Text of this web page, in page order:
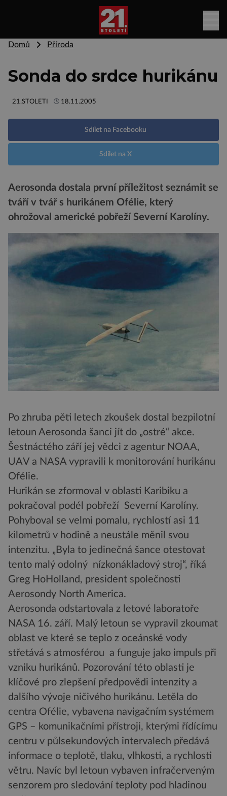
Domů Příroda
Sonda do srdce hurikánu
21.STOLETI 18.11.2005
Sdílet na Facebooku
Sdílet na X
Aerosonda dostala první příležitost seznámit se
tváří v tvář s hurikánem Ofélie, který
ohrožoval americké pobřeží Severní Karolíny.
Po zhruba pěti letech zkoušek dostal bezpilotní
letoun Aerosonda šanci jít do „ostré“ akce.
Šestnáctého září jej vědci z agentur NOAA,
UAV a NASA vypravili k monitorování hurikánu
Ofélie.
Hurikán se zformoval v oblasti Karibiku a
pokračoval podél pobřeží Severní Karolíny.
Pohyboval se velmi pomalu, rychlostí asi 11
kilometrů v hodině a neustále měnil svou
intenzitu. „Byla to jedinečná šance otestovat
tento malý odolný nízkonákladový stroj“, říká
Greg HoHolland, president společnosti
Aerosondy North America.
Aerosonda odstartovala z letové laboratoře
NASA 16. září. Malý letoun se vypravil zkoumat
oblast ve které se teplo z oceánské vody
střetává s atmosférou a funguje jako impuls při
vzniku hurikánů. Pozorování této oblasti je
klíčové pro zlepšení předpovědi intenzity a
dalšího vývoje ničivého hurikánu. Letěla do
centra Ofélie, vybavena navigačním systémem
GPS – komunikačními přístroji, kterými řídícímu
centru v půlsekundových intervalech předává
informace o teplotě, tlaku, vlhkosti, a rychlosti
větru. Navíc byl letoun vybaven infračerveným
senzorem pro sledování teploty pod hladinou